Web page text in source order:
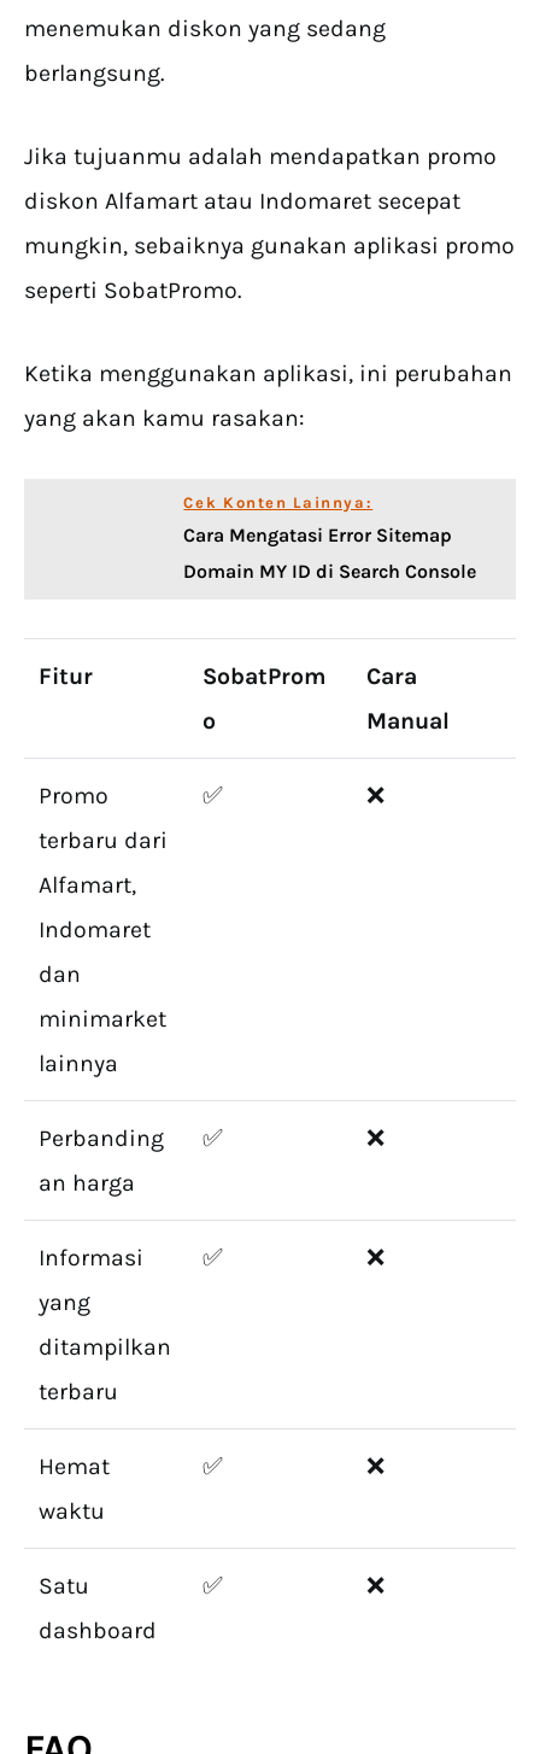
menemukan diskon yang sedang
berlangsung.
Jika tujuanmu adalah mendapatkan promo
diskon Alfamart atau Indomaret secepat
mungkin, sebaiknya gunakan aplikasi promo
seperti SobatPromo.
Ketika menggunakan aplikasi, ini perubahan
yang akan kamu rasakan:
Cek Konten Lainnya:
Cara Mengatasi Error Sitemap
Domain MY ID di Search Console
Fitur
SobatProm
o
Cara
Manual
Promo
terbaru dari
Alfamart,
Indomaret
dan
minimarket
lainnya
✅ ❌
Perbanding
an harga
✅ ❌
Informasi
yang
ditampilkan
terbaru
✅ ❌
Hemat
waktu
✅ ❌
Satu
dashboard
✅ ❌